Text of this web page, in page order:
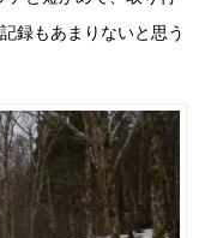
録もあまりないと思う